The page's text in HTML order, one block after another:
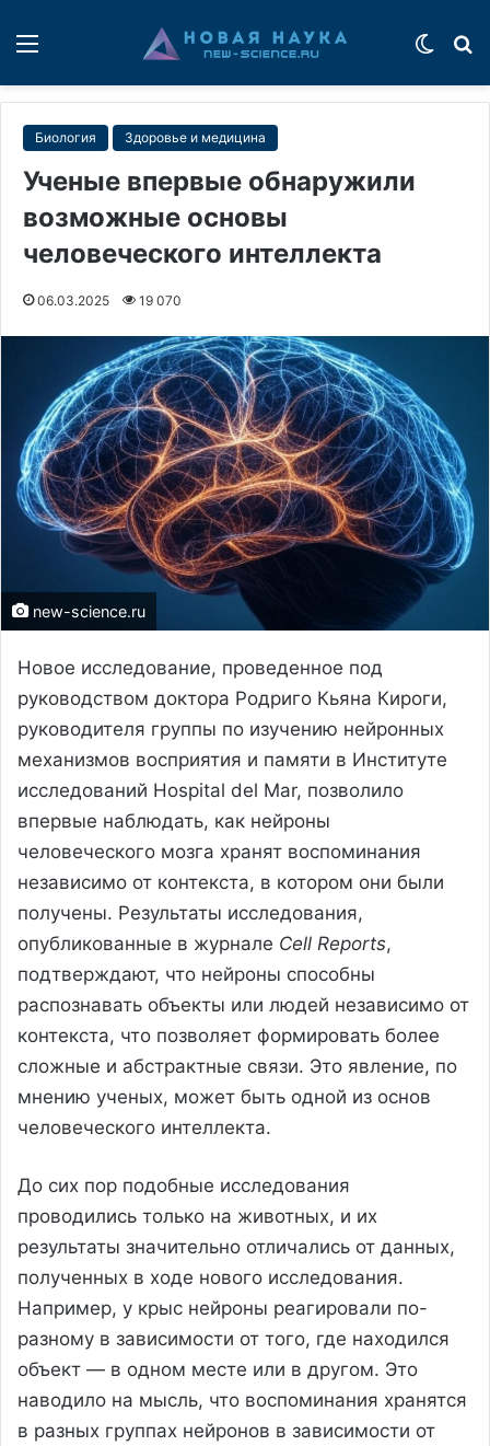
Биология Здоровье и медицина
Ученые впервые обнаружили
возможные основы
человеческого интеллекта
06.03.2025 19 070
new-science.ru
Новое исследование, проведенное под
руководством доктора Родриго Кьяна Кироги,
руководителя группы по изучению нейронных
механизмов восприятия и памяти в Институте
исследований Hospital del Mar, позволило
впервые наблюдать, как нейроны
человеческого мозга хранят воспоминания
независимо от контекста, в котором они были
получены. Результаты исследования,
опубликованные в журнале Cell Reports,
подтверждают, что нейроны способны
распознавать объекты или людей независимо от
контекста, что позволяет формировать более
сложные и абстрактные связи. Это явление, по
мнению ученых, может быть одной из основ
человеческого интеллекта.
До сих пор подобные исследования
проводились только на животных, и их
результаты значительно отличались от данных,
полученных в ходе нового исследования.
Например, у крыс нейроны реагировали по-
разному в зависимости от того, где находился
объект — в одном месте или в другом. Это
наводило на мысль, что воспоминания хранятся
в разных группах нейронов в зависимости от